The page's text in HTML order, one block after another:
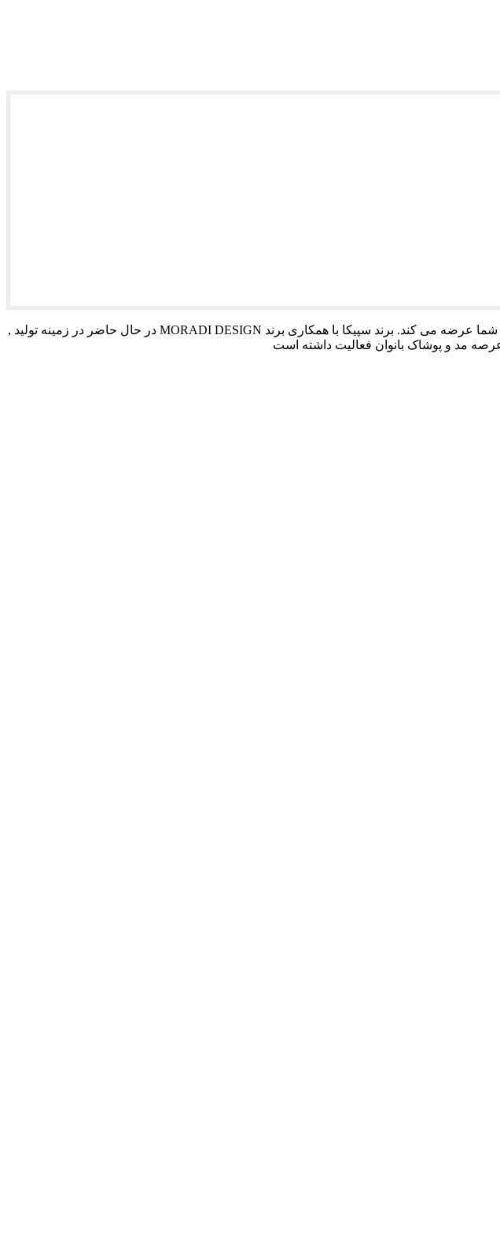
فروشگاه اینترنتی سپیکا با استفاده از تجربیات 30 ساله ، تمامی آن چه را که برای یک سبک مدرنتر نیاز دارید به شما عرضه می کند. برند سپیکا با همکاری برند MORADI DESIGN در حال حاضر در زمینه تولید ,
مد و پوشاک بانوان فعالیت داشته است